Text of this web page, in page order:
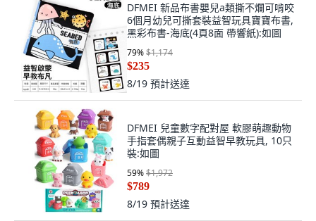
DFMEI 新品布書嬰兒a類撕不爛可啃咬
6個月幼兒可撕套裝益智玩具寶寶布書,
黑彩布書-海底(4頁8面 帶響紙):如圖
79%$1,174
$235
8/19 預計送達
DFMEI 兒童數字配對屋 軟膠萌趣動物
手指套偶親子互動益智早教玩具, 10只
裝:如圖
59%$1,972
$789
8/19 預計送達